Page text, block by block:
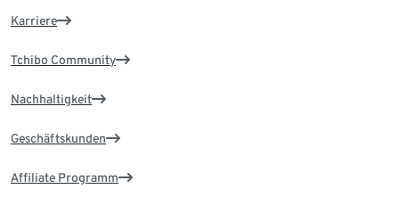
Karriere
Tchibo Community
Nachhaltigkeit
Geschäftskunden
Affiliate Programm